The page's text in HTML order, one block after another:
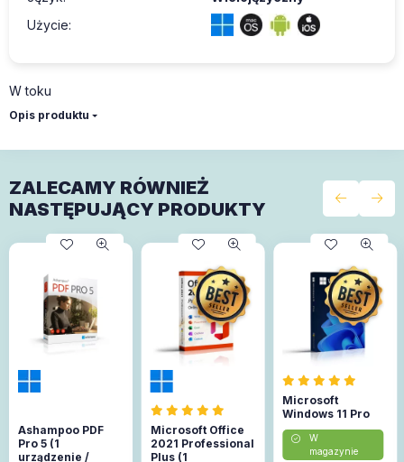
Użycie:
W toku
Opis produktu
ZALECAMY RÓWNIEŻ
NASTĘPUJĄCY PRODUKTY
Ashampoo PDF
Pro 5 (1
urządzenie /
Microsoft Office
2021 Professional
Plus (1
Microsoft
Windows 11 Pro
W
magazynie